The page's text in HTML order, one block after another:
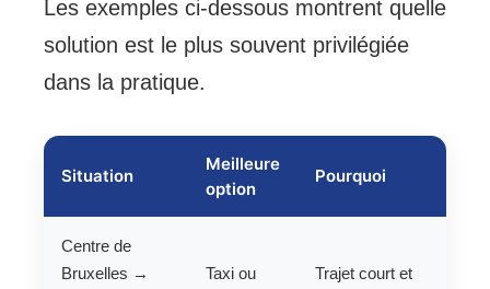
Les exemples ci-dessous montrent quelle
solution est le plus souvent privilégiée
dans la pratique.
Situation
Meilleure
option
Pourquoi
Centre de
Bruxelles →
Taxi ou
Trajet court et